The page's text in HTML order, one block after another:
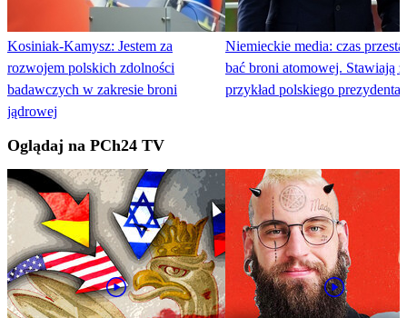
Kosiniak-Kamysz: Jestem za
rozwojem polskich zdolności
badawczych w zakresie broni
jądrowej
Niemieckie media: czas
bać broni atomowej. Stawiają
przykład polskiego prezydenta
Oglądaj na PCh24 TV